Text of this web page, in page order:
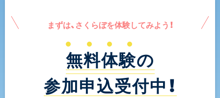
まずは、さくらぼを体験してみよう！
無料体験の
参加申込受付中！